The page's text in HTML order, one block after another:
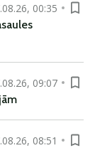
00:35
09:07
08:51